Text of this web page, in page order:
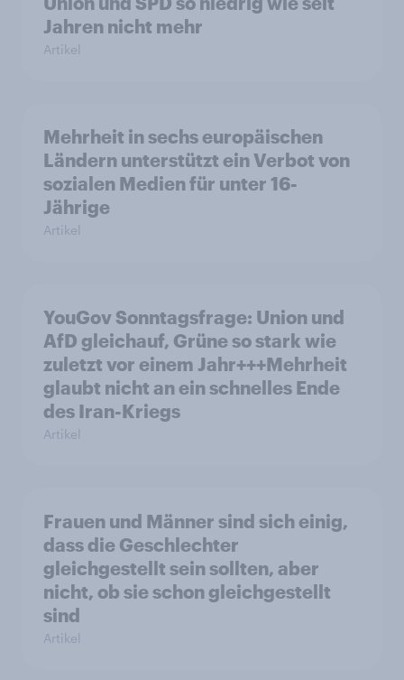
Jahren nicht mehr
Artikel
Mehrheit in sechs europäischen
Ländern unterstützt ein Verbot von
sozialen Medien für unter 16-
Jährige
Artikel
YouGov Sonntagsfrage: Union und
AfD gleichauf, Grüne so stark wie
zuletzt vor einem Jahr+++Mehrheit
glaubt nicht an ein schnelles Ende
des Iran-Kriegs
Artikel
Frauen und Männer sind sich einig,
dass die Geschlechter
gleichgestellt sein sollten, aber
nicht, ob sie schon gleichgestellt
sind
Artikel